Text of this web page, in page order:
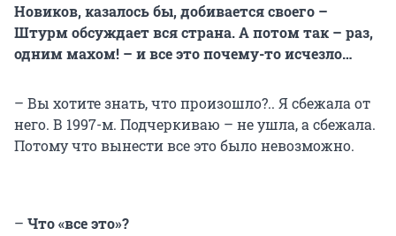
Новиков, казалось бы, добивается своего –
Штурм обсуждает вся страна. А потом так – раз,
одним махом! – и все это почему-то исчезло…
– Вы хотите знать, что произошло?.. Я сбежала от
него. В 1997-м. Подчеркиваю – не ушла, а сбежала.
Потому что вынести все это было невозможно.
– Что «все это»?